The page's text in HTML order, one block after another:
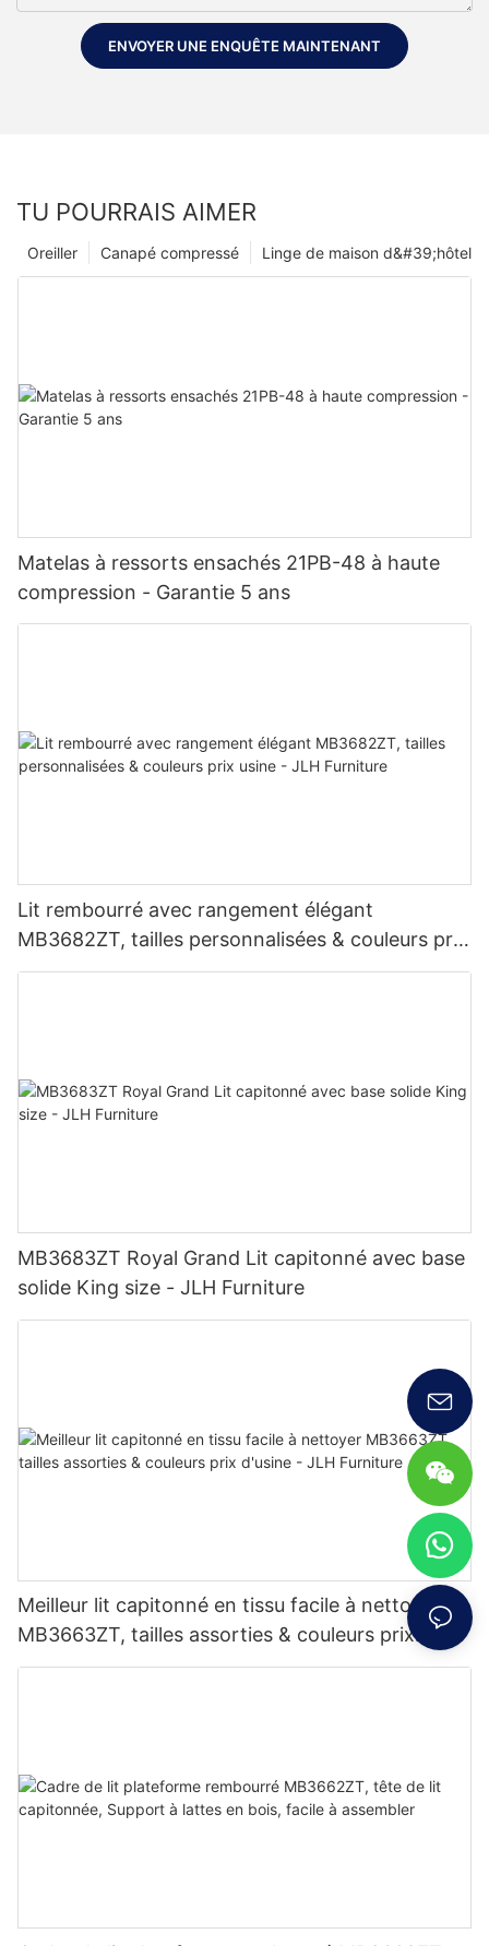
ENVOYER UNE ENQUÊTE MAINTENANT
TU POURRAIS AIMER
Linge de maison d&#39;hôtel
Canapé compressé
Oreiller
Matelas à ressorts ensachés 21PB-48 à haute
compression - Garantie 5 ans
Lit rembourré avec rangement élégant
MB3682ZT, tailles personnalisées & couleurs prix
usine - JLH Furniture
MB3683ZT Royal Grand Lit capitonné avec base
solide King size - JLH Furniture
Meilleur lit capitonné en tissu facile à nettoyer
MB3663ZT, tailles assorties & couleurs prix
d'usine - JLH Furniture